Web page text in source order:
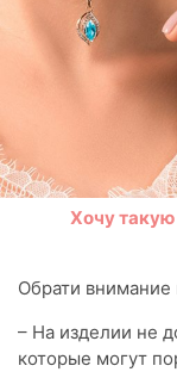
Хочу такую
Обрати
– На изделии не
которые могут